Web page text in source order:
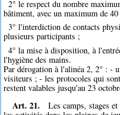
2° le respect du nombre
bâtiment, avec un maximum de
3° l'interdiction de contacts
plusieurs participants ;
4° la mise à disposition, à
l'hygiène des mains.
Par dérogation à l'alinéa 2, 2° : -
visiteurs ; - les protocoles qui
restent valables jusqu'au 23
Art. 21.
Les camps, stages